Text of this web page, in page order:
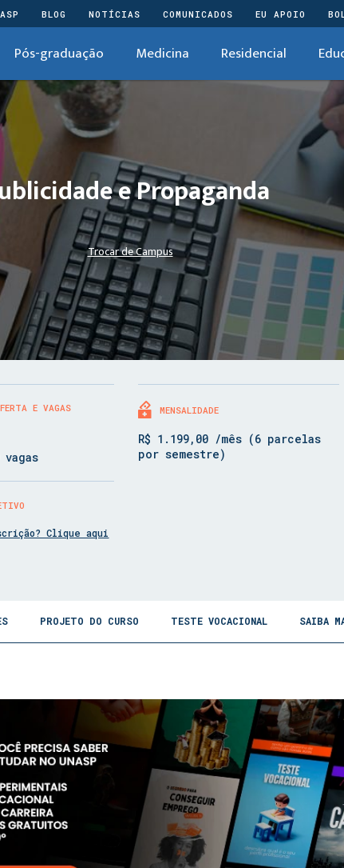
BLOG NOTÍCIAS COMUNICADOS EU APOIO
Pós-graduação Medicina Residencial
e Propaganda
Trocar de Campus
E VAGAS MENSALIDADE
R$ 1.199,00 /mês (6 parcelas
por semestre)
Clique aqui
PROJETO DO CURSO TESTE VOCACIONAL SAIBA